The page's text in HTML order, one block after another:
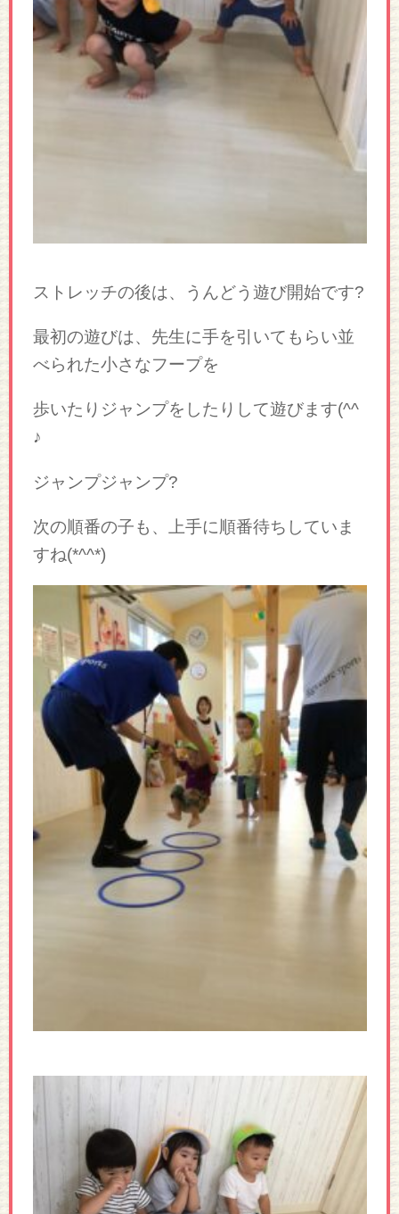
ストレッチの後は、うんどう遊び開始です?
最初の遊びは、先生に手を引いてもらい並
べられた小さなフープを
歩いたりジャンプをしたりして遊びます(^^
♪
ジャンプジャンプ?
次の順番の子も、上手に順番待ちしていま
すね(*^^*)